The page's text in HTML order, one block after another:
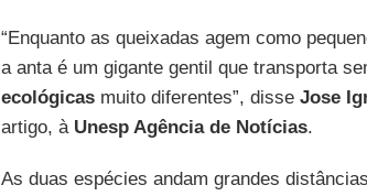
“Enquanto as queixadas agem como
a anta é um gigante gentil que transporta
ecológicasmuito diferentes”, disse Jose
artigo, à Unesp Agência de Notícias.
As duas espécies andam grandes